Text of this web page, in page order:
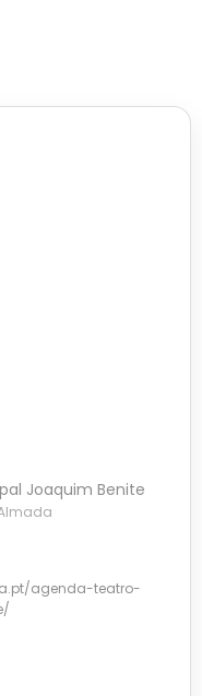
Joaquim Benite
agenda-teatro-